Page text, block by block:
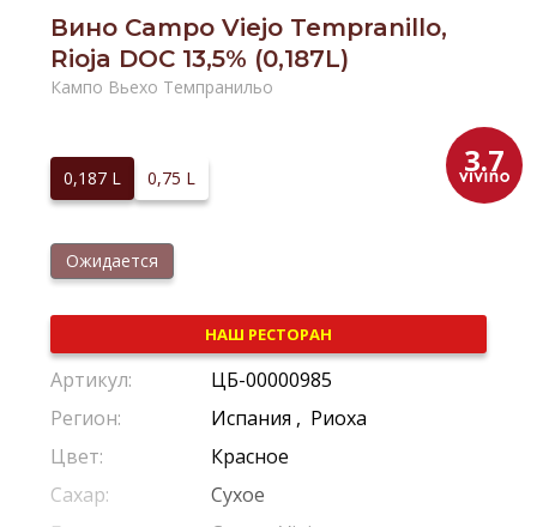
Вино Campo Viejо Tempranillo,
Rioja DOC 13,5% (0,187L)
Кампо Вьехо Темпранильо
3.7
0,187 L 0,75 L
Ожидается
НАШ РЕСТОРАН
Артикул:
ЦБ-00000985
Регион:
Испания , Риоха
Цвет:
Красное
Сахар:
Сухое